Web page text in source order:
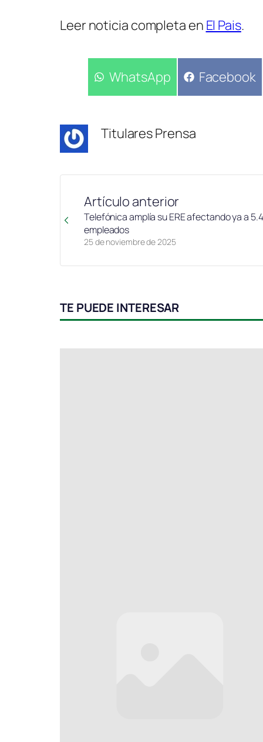
Leer noticia completa en El Pais.
Compartir
WhatsApp Compartir
Facebook
Titulares Prensa
Artículo anterior
25 de noviembre de 2025
Telefónica amplía su ERE afectando ya a
empleados
TE PUEDE INTERESAR